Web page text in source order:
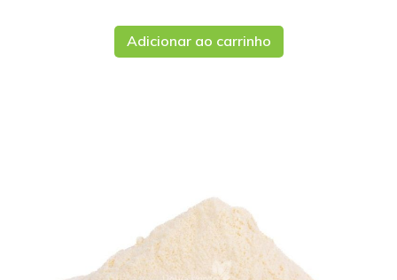
Adicionar ao carrinho